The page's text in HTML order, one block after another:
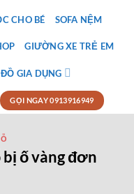
CHO BÉ SOFA NỆM
GIƯỜNG XE TRẺ EM
ĐỒ GIA DỤNG
GỌI NGAY 0913916949
ố vàng đơn